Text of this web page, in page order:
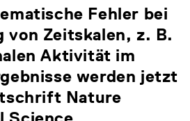
Fehler bei
von Zeitskalen, z. B.
Aktivität im
werden jetzt
Nature